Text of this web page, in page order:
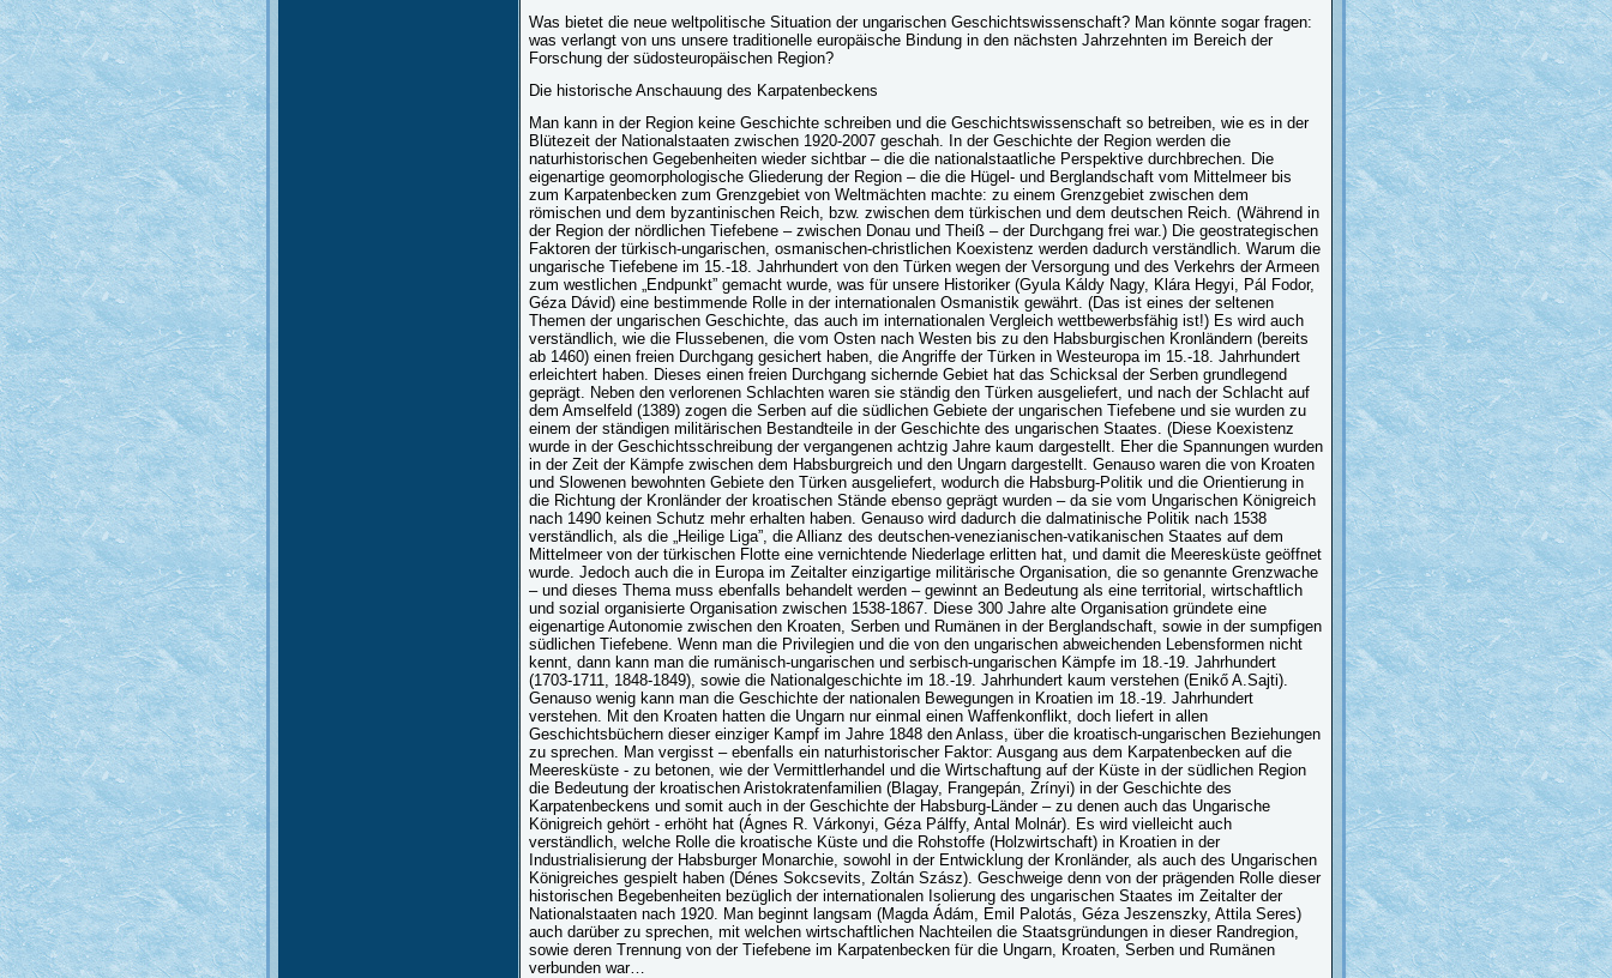
Was bietet die neue weltpolitische Situation der ungarischen Geschichtswissenschaft? Man könnte sogar fragen:
was verlangt von uns unsere traditionelle europäische Bindung in den nächsten Jahrzehnten im Bereich der
Forschung der südosteuropäischen Region?
Die historische Anschauung des Karpatenbeckens
Man kann in der Region keine Geschichte schreiben und die Geschichtswissenschaft so betreiben, wie es in der
Blütezeit der Nationalstaaten zwischen 1920-2007 geschah. In der Geschichte der Region werden die
naturhistorischen Gegebenheiten wieder sichtbar – die die nationalstaatliche Perspektive durchbrechen. Die
eigenartige geomorphologische Gliederung der Region – die die Hügel- und Berglandschaft vom Mittelmeer bis
zum Karpatenbecken zum Grenzgebiet von Weltmächten machte: zu einem Grenzgebiet zwischen dem
römischen und dem byzantinischen Reich, bzw. zwischen dem türkischen und dem deutschen Reich. (Während in
der Region der nördlichen Tiefebene – zwischen Donau und Theiß – der Durchgang frei war.) Die geostrategischen
Faktoren der türkisch-ungarischen, osmanischen-christlichen Koexistenz werden dadurch verständlich. Warum die
ungarische Tiefebene im 15.-18. Jahrhundert von den Türken wegen der Versorgung und des Verkehrs der Armeen
zum westlichen „Endpunkt” gemacht wurde, was für unsere Historiker (Gyula Káldy Nagy, Klára Hegyi, Pál Fodor,
Géza Dávid) eine bestimmende Rolle in der internationalen Osmanistik gewährt. (Das ist eines der seltenen
Themen der ungarischen Geschichte, das auch im internationalen Vergleich wettbewerbsfähig ist!) Es wird auch
verständlich, wie die Flussebenen, die vom Osten nach Westen bis zu den Habsburgischen Kronländern (bereits
ab 1460) einen freien Durchgang gesichert haben, die Angriffe der Türken in Westeuropa im 15.-18. Jahrhundert
erleichtert haben. Dieses einen freien Durchgang sichernde Gebiet hat das Schicksal der Serben grundlegend
geprägt. Neben den verlorenen Schlachten waren sie ständig den Türken ausgeliefert, und nach der Schlacht auf
dem Amselfeld (1389) zogen die Serben auf die südlichen Gebiete der ungarischen Tiefebene und sie wurden zu
einem der ständigen militärischen Bestandteile in der Geschichte des ungarischen Staates. (Diese Koexistenz
wurde in der Geschichtsschreibung der vergangenen achtzig Jahre kaum dargestellt. Eher die Spannungen wurden
in der Zeit der Kämpfe zwischen dem Habsburgreich und den Ungarn dargestellt. Genauso waren die von Kroaten
und Slowenen bewohnten Gebiete den Türken ausgeliefert, wodurch die Habsburg-Politik und die Orientierung in
die Richtung der Kronländer der kroatischen Stände ebenso geprägt wurden – da sie vom Ungarischen Königreich
nach 1490 keinen Schutz mehr erhalten haben. Genauso wird dadurch die dalmatinische Politik nach 1538
verständlich, als die „Heilige Liga”, die Allianz des deutschen-venezianischen-vatikanischen Staates auf dem
Mittelmeer von der türkischen Flotte eine vernichtende Niederlage erlitten hat, und damit die Meeresküste geöffnet
wurde. Jedoch auch die in Europa im Zeitalter einzigartige militärische Organisation, die so genannte Grenzwache
– und dieses Thema muss ebenfalls behandelt werden – gewinnt an Bedeutung als eine territorial, wirtschaftlich
und sozial organisierte Organisation zwischen 1538-1867. Diese 300 Jahre alte Organisation gründete eine
eigenartige Autonomie zwischen den Kroaten, Serben und Rumänen in der Berglandschaft, sowie in der sumpfigen
südlichen Tiefebene. Wenn man die Privilegien und die von den ungarischen abweichenden Lebensformen nicht
kennt, dann kann man die rumänisch-ungarischen und serbisch-ungarischen Kämpfe im 18.-19. Jahrhundert
(1703-1711, 1848-1849), sowie die Nationalgeschichte im 18.-19. Jahrhundert kaum verstehen (Enikő A.Sajti).
Genauso wenig kann man die Geschichte der nationalen Bewegungen in Kroatien im 18.-19. Jahrhundert
verstehen. Mit den Kroaten hatten die Ungarn nur einmal einen Waffenkonflikt, doch liefert in allen
Geschichtsbüchern dieser einziger Kampf im Jahre 1848 den Anlass, über die kroatisch-ungarischen Beziehungen
zu sprechen. Man vergisst – ebenfalls ein naturhistorischer Faktor: Ausgang aus dem Karpatenbecken auf die
Meeresküste - zu betonen, wie der Vermittlerhandel und die Wirtschaftung auf der Küste in der südlichen Region
die Bedeutung der kroatischen Aristokratenfamilien (Blagay, Frangepán, Zrínyi) in der Geschichte des
Karpatenbeckens und somit auch in der Geschichte der Habsburg-Länder – zu denen auch das Ungarische
Königreich gehört - erhöht hat (Ágnes R. Várkonyi, Géza Pálffy, Antal Molnár). Es wird vielleicht auch
verständlich, welche Rolle die kroatische Küste und die Rohstoffe (Holzwirtschaft) in Kroatien in der
Industrialisierung der Habsburger Monarchie, sowohl in der Entwicklung der Kronländer, als auch des Ungarischen
Königreiches gespielt haben (Dénes Sokcsevits, Zoltán Szász). Geschweige denn von der prägenden Rolle dieser
historischen Begebenheiten bezüglich der internationalen Isolierung des ungarischen Staates im Zeitalter der
Nationalstaaten nach 1920. Man beginnt langsam (Magda Ádám, Emil Palotás, Géza Jeszenszky, Attila Seres)
auch darüber zu sprechen, mit welchen wirtschaftlichen Nachteilen die Staatsgründungen in dieser Randregion,
sowie deren Trennung von der Tiefebene im Karpatenbecken für die Ungarn, Kroaten, Serben und Rumänen
verbunden war…